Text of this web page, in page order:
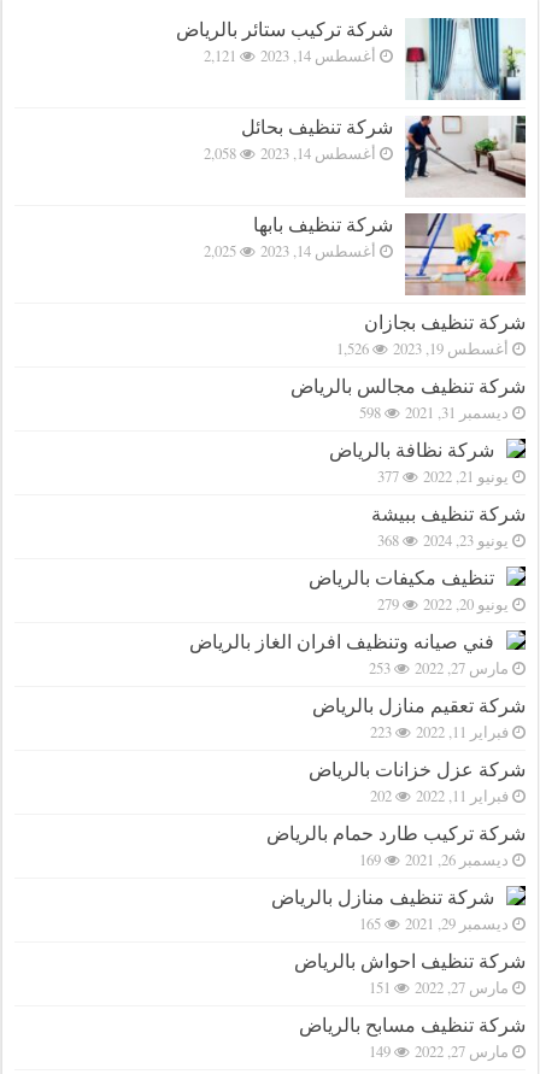
شركة تركيب ستائر بالرياض
أغسطس 14, 2023 2,121
شركة تنظيف بحائل
أغسطس 14, 2023 2,058
شركة تنظيف بابها
أغسطس 14, 2023 2,025
شركة تنظيف بجازان
أغسطس 19, 2023 1,526
شركة تنظيف مجالس بالرياض
ديسمبر 31, 2021 598
شركة نظافة بالرياض
يونيو 21, 2022 377
شركة تنظيف ببيشة
يونيو 23, 2024 368
تنظيف مكيفات بالرياض
يونيو 20, 2022 279
فني صيانه وتنظيف افران الغاز بالرياض
مارس 27, 2022 253
شركة تعقيم منازل بالرياض
فبراير 11, 2022 223
شركة عزل خزانات بالرياض
فبراير 11, 2022 202
شركة تركيب طارد حمام بالرياض
ديسمبر 26, 2021 169
شركة تنظيف منازل بالرياض
ديسمبر 29, 2021 165
شركة تنظيف احواش بالرياض
مارس 27, 2022 151
شركة تنظيف مسابح بالرياض
مارس 27, 2022 149